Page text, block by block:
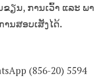
ຽນ, ການເວົ້າ ແລະ ພາ
ນສອບເສັງໄດ້.
(856-20) 5594